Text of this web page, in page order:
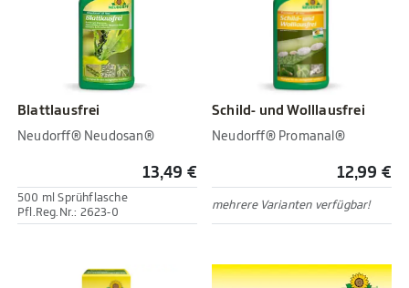
Blattlausfrei
Neudorff® Neudosan®
13,49 €
500 ml Sprühflasche
Pfl.Reg.Nr.: 2623-0
Schild- und Wolllausfrei
Neudorff® Promanal®
12,99 €
mehrere Varianten verfügbar!